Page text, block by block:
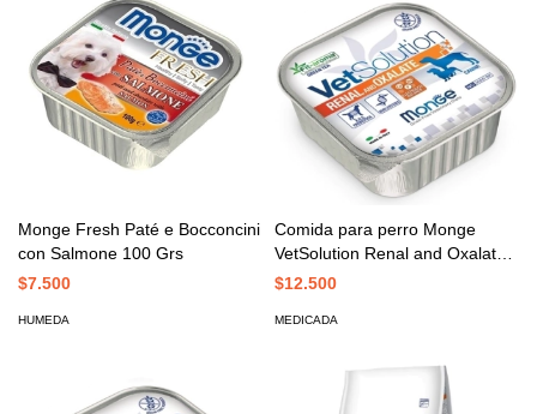
Monge Fresh Paté e Bocconcini
con Salmone 100 Grs
$7.500
HUMEDA
Comida para perro Monge
VetSolution Renal and Oxalate
150 Gr
$12.500
MEDICADA